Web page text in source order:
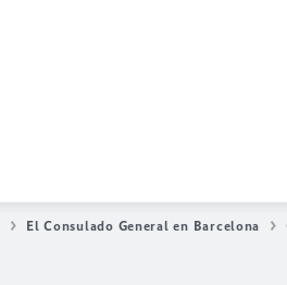
El Consulado General en Barcelona